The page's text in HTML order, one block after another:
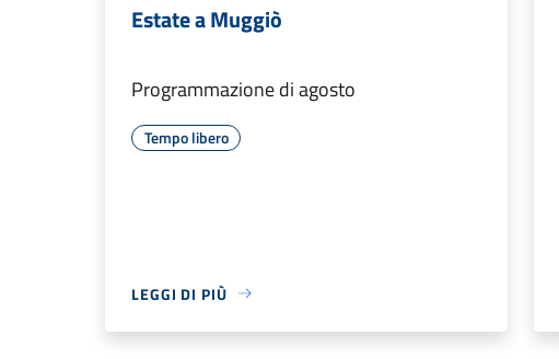
Estate a Muggiò
Programmazione di agosto
Tempo libero
LEGGI DI PIÙ